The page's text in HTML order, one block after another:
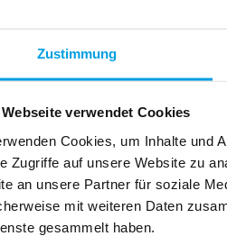
Zustimmung
Webseite verwendet Cookies
Cookies, um Inhalte und
Zugriffe auf unsere Website zu
an unsere Partner für soziale
mit weiteren Daten
gesammelt haben.